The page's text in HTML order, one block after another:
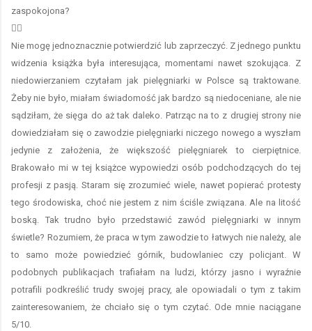
zaspokojona?
👩‍⚕️
Nie mogę jednoznacznie potwierdzić lub zaprzeczyć. Z jednego punktu
widzenia książka była interesująca, momentami nawet szokująca. Z
niedowierzaniem czytałam jak pielęgniarki w Polsce są traktowane.
Żeby nie było, miałam świadomość jak bardzo są niedoceniane, ale nie
sądziłam, że sięga do aż tak daleko. Patrząc na to z drugiej strony nie
dowiedziałam się o zawodzie pielęgniarki niczego nowego a wyszłam
jedynie z założenia, że większość pielęgniarek to cierpiętnice.
Brakowało mi w tej książce wypowiedzi osób podchodzących do tej
profesji z pasją. Staram się zrozumieć wiele, nawet popierać protesty
tego środowiska, choć nie jestem z nim ściśle związana. Ale na litość
boską. Tak trudno było przedstawić zawód pielęgniarki w innym
świetle? Rozumiem, że praca w tym zawodzie to łatwych nie należy, ale
to samo może powiedzieć górnik, budowlaniec czy policjant. W
podobnych publikacjach trafiałam na ludzi, którzy jasno i wyraźnie
potrafili podkreślić trudy swojej pracy, ale opowiadali o tym z takim
zainteresowaniem, że chciało się o tym czytać. Ode mnie naciągane
5/10.